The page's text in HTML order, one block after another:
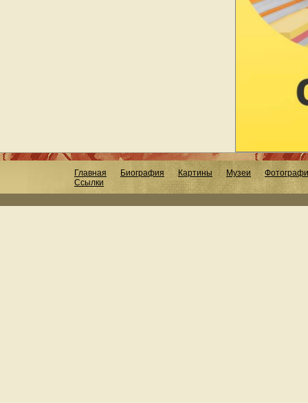
Главная Биография Картины Музеи
Ссылки